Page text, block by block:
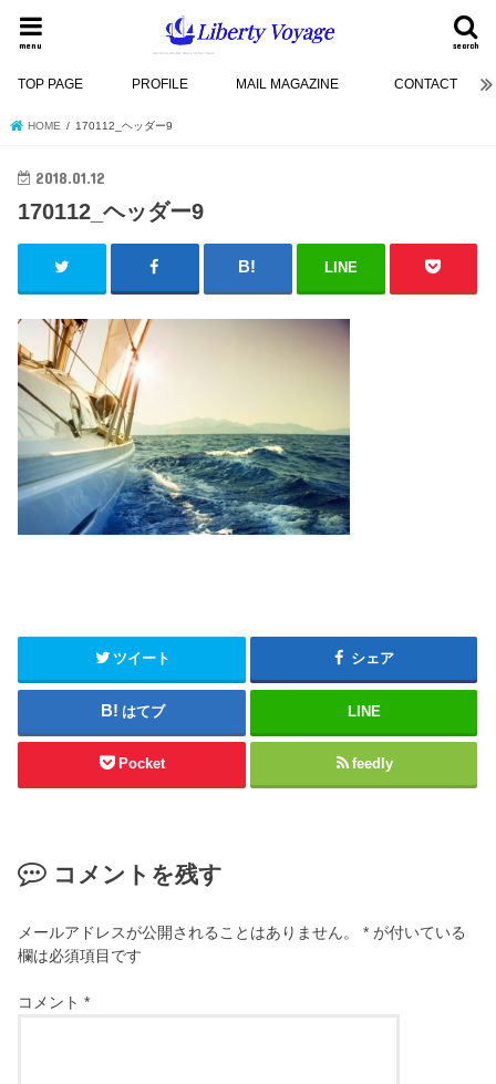
search
menu
TOP PAGE PROFILE MAIL MAGAZINE CONTACT
HOME 170112_ヘッダー9
2018.01.12
170112_ヘッダー9
LINE
ツイート シェア
はてブ LINE
Pocket feedly
コメントを残す
メールアドレスが公開されることはありません。 * が付いている
欄は必須項目です
コメント*